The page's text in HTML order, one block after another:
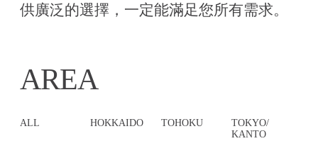
供廣泛的選擇，一定能滿足您所有需求。
AREA
ALL HOKKAIDO TOHOKU
TOKYO/
KANTO